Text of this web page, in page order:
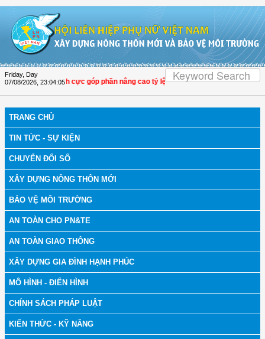
Friday, Day
07/08/2026 23:04:06
Thọ Xuân tích cực góp phần nâng cao tỷ lệ người dân tham gia bảo hiểm y
TRANG CHỦ
TIN TỨC - SỰ KIỆN
CHUYỂN ĐỔI SỐ
XÂY DỰNG NÔNG THÔN MỚI
BẢO VỆ MÔI TRƯỜNG
AN TOÀN CHO PN&TE
AN TOÀN GIAO THÔNG
XÂY DỰNG GIA ĐÌNH HẠNH PHÚC
MÔ HÌNH - ĐIỂN HÌNH
CHÍNH SÁCH PHÁP LUẬT
KIẾN THỨC - KỸ NĂNG